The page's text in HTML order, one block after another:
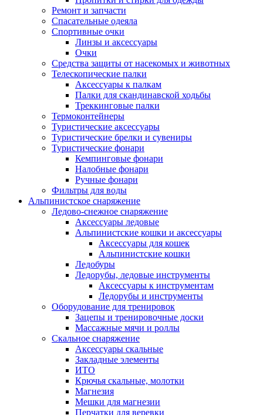
Ремонт и запчасти
Спасательные одеяла
Спортивные очки
Линзы и аксессуары
Очки
Средства защиты от насекомых и животных
Телескопические палки
Аксессуары к палкам
Палки для скандинавской ходьбы
Треккинговые палки
Термоконтейнеры
Туристические аксессуары
Туристические брелки и сувениры
Туристические фонари
Кемпинговые фонари
Налобные фонари
Ручные фонари
Фильтры для воды
Альпинистское снаряжение
Ледово-снежное снаряжение
Аксессуары ледовые
Альпинистские кошки и аксессуары
Аксессуары для кошек
Альпинистские кошки
Ледобуры
Ледорубы, ледовые инструменты
Аксессуары к инструментам
Ледорубы и инструменты
Оборудование для тренировок
Зацепы и тренировочные доски
Массажные мячи и роллы
Скальное снаряжение
Аксессуары скальные
Закладные элементы
ИТО
Крючья скальные, молотки
Магнезия
Мешки для магнезии
Перчатки для веревки